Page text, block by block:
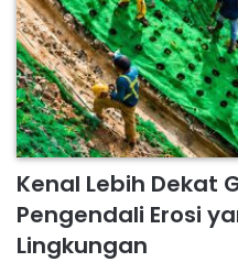
Kenal Lebih Dekat
Pengendali Erosi
Lingkungan